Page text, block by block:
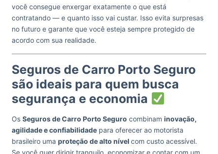
você consegue enxergar exatamente o que está
contratando — e quanto isso vai custar. Isso evita surpresas
no futuro e garante que você esteja sempre protegido de
acordo com sua realidade.
Seguros de Carro Porto Seguro
são ideais para quem busca
segurança e economia
Os Seguros de Carro Porto Seguro combinam inovação,
agilidade e confiabilidade para oferecer ao motorista
brasileiro uma proteção de alto nível com custo acessível.
Se você quer dirigir tranquilo, economizar e contar com um